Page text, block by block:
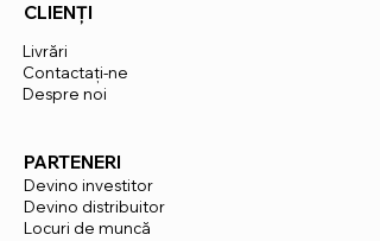
CLIENȚI
Livrări
Contactaţi-ne
Despre noi
PARTENERI
Devino investitor
Devino distribuitor
Locuri de muncă